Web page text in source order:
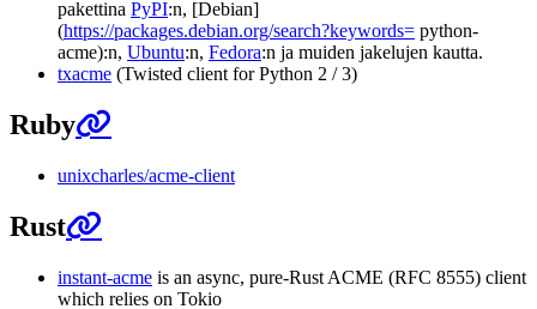
pakettina PyPI:n, [Debian]
(https://packages.debian.org/search?keywords= python-
acme):n, Ubuntu:n, Fedora:n ja muiden jakelujen kautta.
txacme (Twisted client for Python 2 / 3)
Ruby
unixcharles/acme-client
Rust
instant-acme is an async, pure-Rust ACME (RFC 8555) client
which relies on Tokio